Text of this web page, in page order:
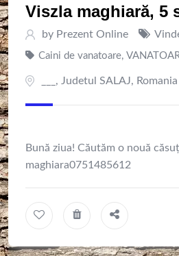
Viszla maghiară, 5
by Prezent Online
Caini de vanatoare,
, Judetul SALAJ, Romania
Bună ziua! Căutăm o nouă
maghiara0751485612